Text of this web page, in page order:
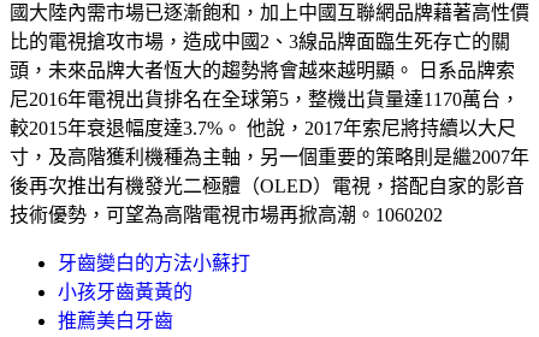
國大陸內需市場已逐漸飽和，加上中國互聯網品牌藉著高性價
比的電視搶攻市場，造成中國2、3線品牌面臨生死存亡的關
頭，未來品牌大者恆大的趨勢將會越來越明顯。 日系品牌索
尼2016年電視出貨排名在全球第5，整機出貨量達1170萬台，
較2015年衰退幅度達3.7%。 他說，2017年索尼將持續以大尺
寸，及高階獲利機種為主軸，另一個重要的策略則是繼2007年
後再次推出有機發光二極體（OLED）電視，搭配自家的影音
技術優勢，可望為高階電視市場再掀高潮。1060202
牙齒變白的方法小蘇打
小孩牙齒黃黃的
推薦美白牙齒